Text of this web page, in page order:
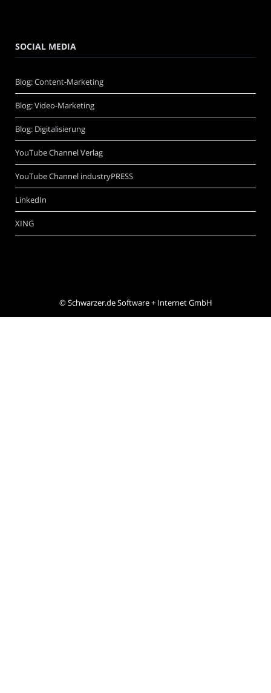
SOCIAL MEDIA
Blog: Content-Marketing
Blog: Video-Marketing
Blog: Digitalisierung
YouTube Channel Verlag
YouTube Channel industryPRESS
LinkedIn
XING
©Schwarzer.de Software + Internet GmbH